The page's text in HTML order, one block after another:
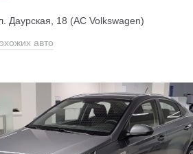
Даурская, 18 (АС Volkswagen)
авто